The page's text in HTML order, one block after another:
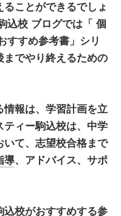
ことができるでしょ
込校ブログでは「 個
すすめ参考書」シリ
までやり終えるための
情報は、学習計画を立
ィー駒込校は、中学
いて、志望校合格まで
導、アドバイス、サポ
込校がおすすめする参